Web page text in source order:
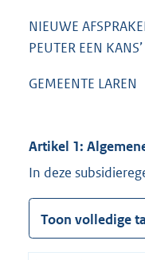
NIEUWE
PEUTER EEN
GEMEENTE LAREN
Artikel 1:
In deze
Toon volledige